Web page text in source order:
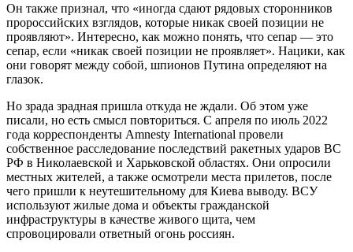
Он также признал, что «иногда сдают рядовых сторонников
пророссийских взглядов, которые никак своей позиции не
проявляют». Интересно, как можно понять, что сепар — это
сепар, если «никак своей позиции не проявляет». Нацики, как
они говорят между собой, шпионов Путина определяют на
глазок.
Но зрада зрадная пришла откуда не ждали. Об этом уже
писали, но есть смысл повториться. С апреля по июль 2022
года корреспонденты Amnesty International провели
собственное расследование последствий ракетных ударов ВС
РФ в Николаевской и Харьковской областях. Они опросили
местных жителей, а также осмотрели места прилетов, после
чего пришли к неутешительному для Киева выводу. ВСУ
используют жилые дома и объекты гражданской
инфраструктуры в качестве живого щита, чем
спровоцировали ответный огонь россиян.